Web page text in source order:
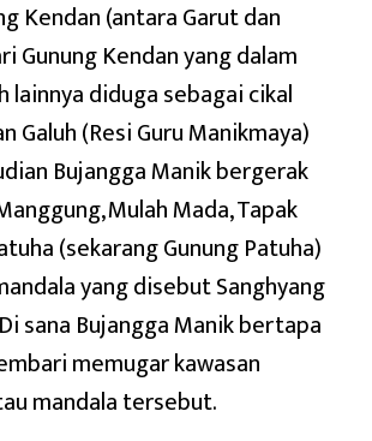
Kendan (antara Garut dan
Gunung Kendan yang dalam
lainnya diduga sebagai cikal
Galuh (Resi Guru Manikmaya)
Bujangga Manik bergerak
Mulah Mada, Tapak
(sekarang Gunung Patuha)
yang disebut Sanghyang
sana Bujangga Manik bertapa
memugar kawasan
mandala tersebut.